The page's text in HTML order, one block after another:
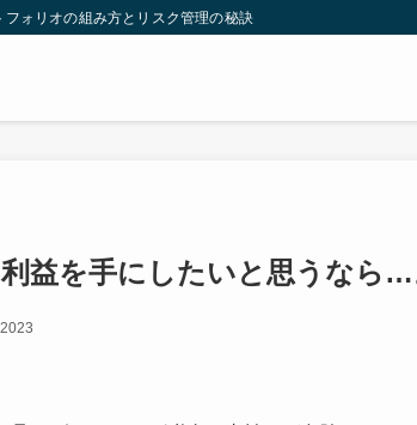
ォリオの組み方とリスク管理の秘訣
益を手にしたいと思うなら…